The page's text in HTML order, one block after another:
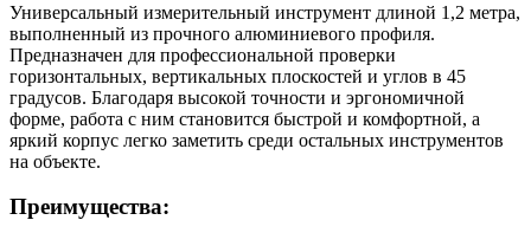
Универсальный измерительный инструмент длиной 1,2 метра,
выполненный из прочного алюминиевого профиля.
Предназначен для профессиональной проверки
горизонтальных, вертикальных плоскостей и углов в 45
градусов. Благодаря высокой точности и эргономичной
форме, работа с ним становится быстрой и комфортной, а
яркий корпус легко заметить среди остальных инструментов
на объекте.
Преимущества: